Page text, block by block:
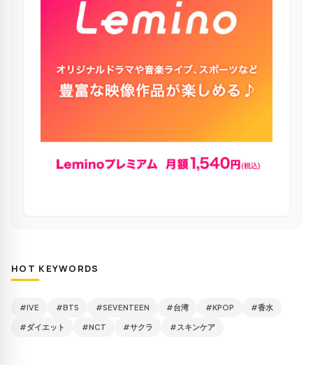
HOT KEYWORDS
#IVE #BTS #SEVENTEEN #台湾 #KPOP #香水
#ダイエット #NCT #サクラ #スキンケア